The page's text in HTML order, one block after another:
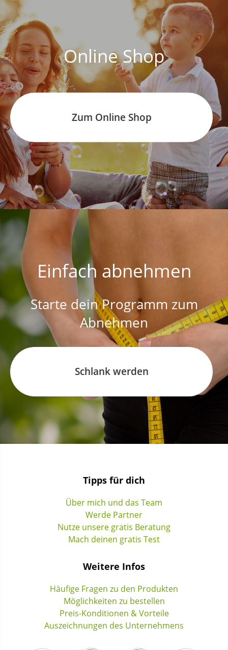
Online Shop
Zum Online Shop
Einfach abnehmen
Starte dein Programm zum
Abnehmen
Schlank werden
Tipps für dich
Über mich und das Team
Werde Partner
Nutze unsere gratis Beratung
Mach deinen gratis Test
Weitere Infos
Häufige Fragen zu den Produkten
Möglichkeiten zu bestellen
Preis-Konditionen & Vorteile
Auszeichnungen des Unternehmens